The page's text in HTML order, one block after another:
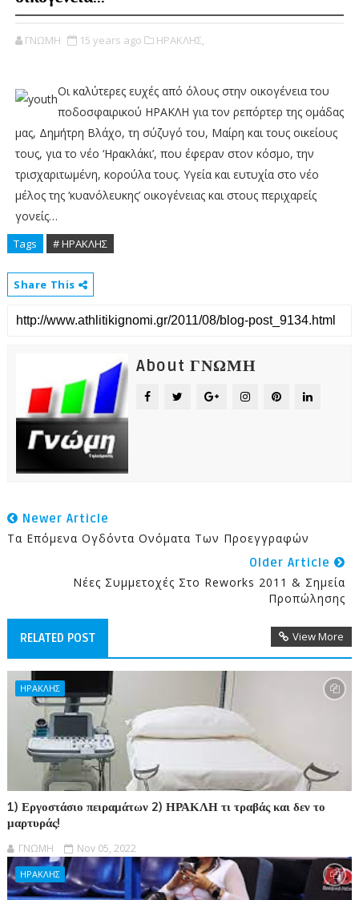
ΓΝΩΜΗ 15 years ago ΗΡΑΚΛΗΣ,
Οι καλύτερες ευχές από όλους στην οικογένεια του
ποδοσφαιρικού ΗΡΑΚΛΗ για τον ρεπόρτερ της ομάδας
μας, Δημήτρη Βλάχο, τη σύζυγό του, Μαίρη και τους οικείους
τους, για το νέο ‘Ηρακλάκι’, που έφεραν στον κόσμο, την
τρισχαριτωμένη, κορούλα τους. Υγεία και ευτυχία στο νέο
μέλος της ‘κυανόλευκης’ οικογένειας και στους περιχαρείς
γονείς…
Tags # ΗΡΑΚΛΗΣ
Share This
About ΓΝΩΜΗ
Newer Article
Τα Επόμενα Ογδόντα Ονόματα Των Προεγγραφών
Older Article
Νέες Συμμετοχές Στο Reworks 2011 & Σημεία
Προπώλησης
RELATED POST View More
ΗΡΑΚΛΗΣ
1) Εργοστάσιο πειραμάτων 2) ΗΡΑΚΛΗ τι τραβάς και δεν το
μαρτυράς!
ΓΝΩΜΗ Nov 05, 2022
ΗΡΑΚΛΗΣ